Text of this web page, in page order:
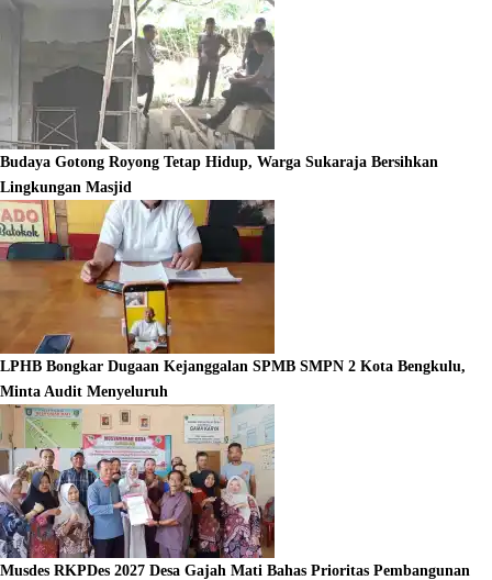
Budaya Gotong Royong Tetap Hidup, Warga Sukaraja Bersihkan
Lingkungan Masjid
LPHB Bongkar Dugaan Kejanggalan SPMB SMPN 2 Kota Bengkulu,
Minta Audit Menyeluruh
Musdes RKPDes 2027 Desa Gajah Mati Bahas Prioritas Pembangunan